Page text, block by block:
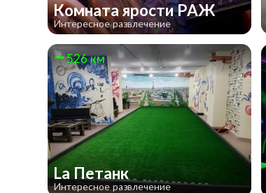
Комната ярости РАЖ
Интересное развлечение
526 км
La Петанк
Интересное развлечение